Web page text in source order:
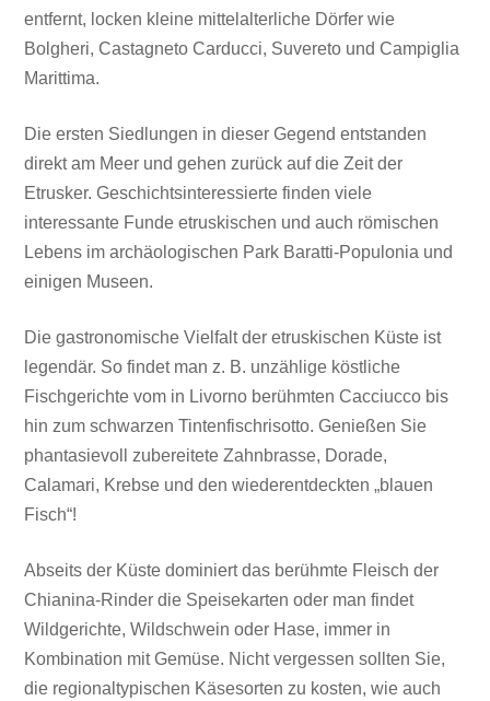
entfernt, locken kleine mittelalterliche Dörfer wie
Bolgheri, Castagneto Carducci, Suvereto und Campiglia
Marittima.
Die ersten Siedlungen in dieser Gegend entstanden
direkt am Meer und gehen zurück auf die Zeit der
Etrusker. Geschichtsinteressierte finden viele
interessante Funde etruskischen und auch römischen
Lebens im archäologischen Park Baratti-Populonia und
einigen Museen.
Die gastronomische Vielfalt der etruskischen Küste ist
legendär. So findet man z. B. unzählige köstliche
Fischgerichte vom in Livorno berühmten Cacciucco bis
hin zum schwarzen Tintenfischrisotto. Genießen Sie
phantasievoll zubereitete Zahnbrasse, Dorade,
Calamari, Krebse und den wiederentdeckten „blauen
Fisch“!
Abseits der Küste dominiert das berühmte Fleisch der
Chianina-Rinder die Speisekarten oder man findet
Wildgerichte, Wildschwein oder Hase, immer in
Kombination mit Gemüse. Nicht vergessen sollten Sie,
die regionaltypischen Käsesorten zu kosten, wie auch